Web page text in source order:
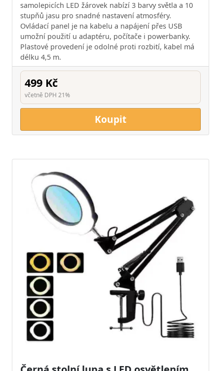
samolepicích LED žárovek nabízí 3 barvy světla a 10
stupňů jasu pro snadné nastavení atmosféry.
Ovládací panel je na kabelu a napájení přes USB
umožní použití u adaptéru, počítače i powerbanky.
Plastové provedení je odolné proti rozbití, kabel má
délku 4,5 m.
499 Kč
včetně DPH 21%
Koupit